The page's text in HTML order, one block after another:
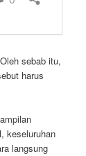
sebab itu,
harus
keseluruhan
langsung